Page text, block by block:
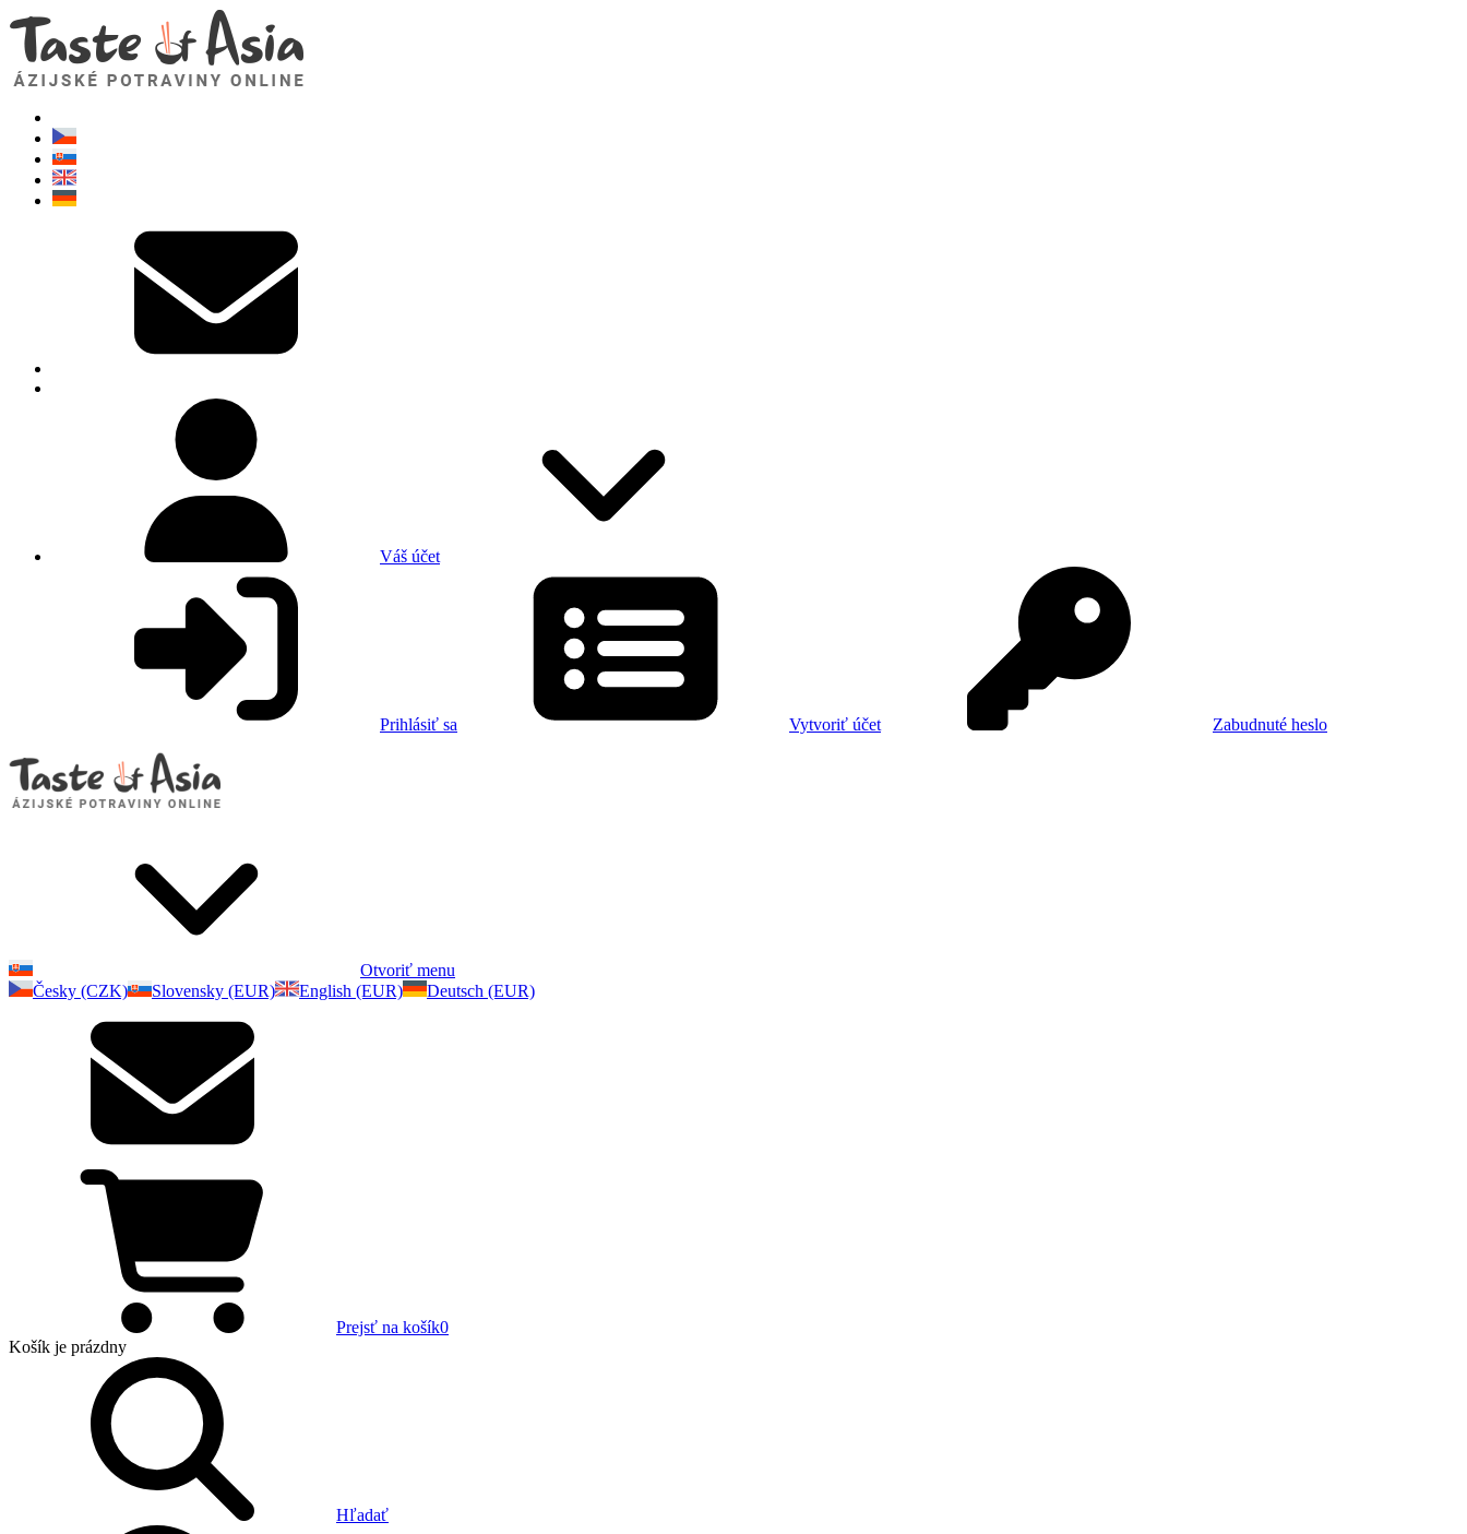
Váš účet
Prihlásiť sa Vytvoriť účet Zabudnuté heslo
Otvoriť menu
Česky (CZK)
Slovensky (EUR) English (EUR) Deutsch (EUR)
Prejsť na košík0
Košík je prázdny
Hľadať